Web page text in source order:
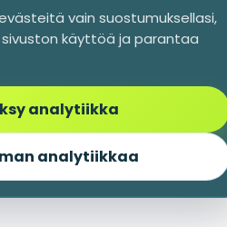
vain suostumuksellasi,
käyttöä ja parantaa
analytiikka
analytiikkaa